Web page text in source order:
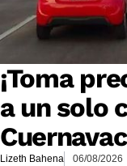
¡Toma
a un solo
Lizeth Bahena 06/08/2026